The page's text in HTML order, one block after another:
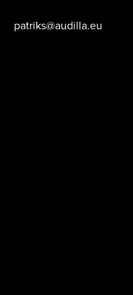
patriks@audilla.eu